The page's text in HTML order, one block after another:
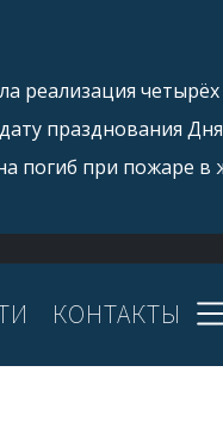
реализация
празднования
погиб при пожаре в
КОНТАКТЫ